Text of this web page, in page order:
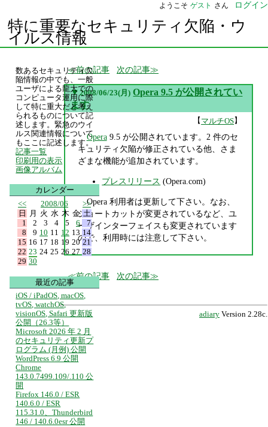
ようこそ ゲスト さん ログイン
特に重要なセキュリティ欠陥・ウ
イルス情報
前の記事 次の記事
▼ 2008/06/23(月) Opera 9.5 が公開されてい
ます
【マルチOS】
Opera9.5 が公開されています。2 件のセ
キュリティ欠陥が修正されている他、さま
ざまな機能が追加されています。
プレスリリース (Opera.com)
Opera 利用者は更新して下さい。なお、
ショートカットが変更されているなど、ユ
ーザインターフェイスも変更されています
ので、利用時には注意して下さい。
前の記事 次の記事
adiary Version 2.28c.
数あるセキュリティ欠
陥情報の中でも、一般
ユーザによる龍大での
コンピュータ運用に際
して特に重大だと考え
られるものについて記
述します。緊急のウイ
ルス関連情報について
もここに記述します。
記事一覧
印刷用の表示
画像アルバム
カレンダー
<<
2008/06
>>
日
月 火 水 木 金 土
1
2 3 4 5 6
7
8
9 10 11 12 13 14
15 16 17 18 19 20 21
22 23 24 25 26 27 28
29 30
最近の記事
iOS / iPadOS, macOS,
tvOS, watchOS,
visionOS, Safari 更新版
公開（26.3等）
Microsoft 2026 年 2 月
のセキュリティ更新プ
ログラム (月例) 公開
WordPress 6.9 公開
Chrome
143.0.7499.109/.110 公
開
Firefox 146.0 / ESR
140.6.0 / ESR
115.31.0、Thunderbird
146 / 140.6.0esr 公開